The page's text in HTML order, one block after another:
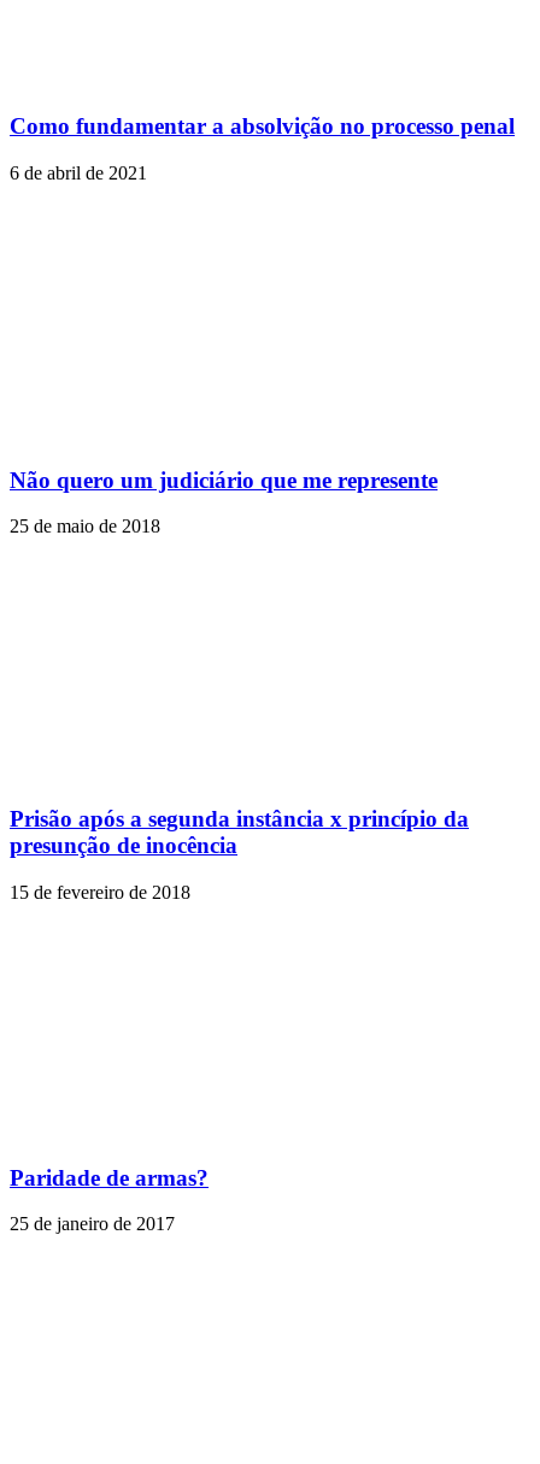
Como fundamentar a absolvição no processo penal
6 de abril de 2021
Não quero um judiciário que me represente
25 de maio de 2018
Prisão após a segunda instância x princípio da
presunção de inocência
15 de fevereiro de 2018
Paridade de armas?
25 de janeiro de 2017